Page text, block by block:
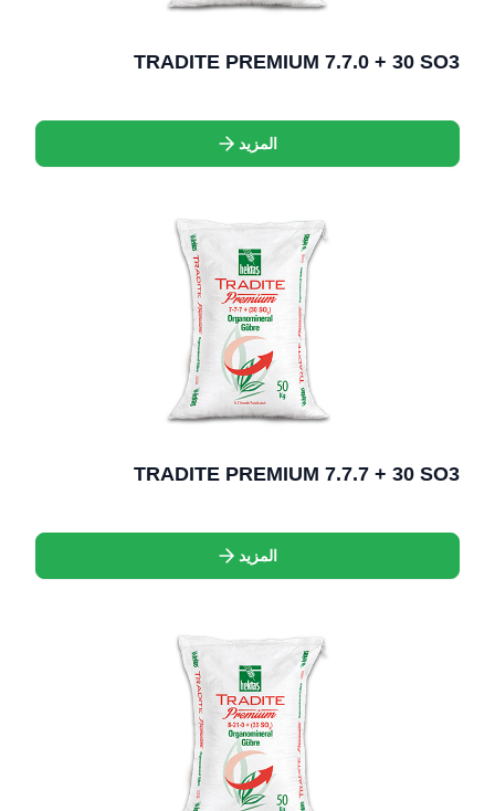
TRADITE PREMIUM 7.7.0 + 30 SO3
المزيد
TRADITE PREMIUM 7.7.7 + 30 SO3
المزيد